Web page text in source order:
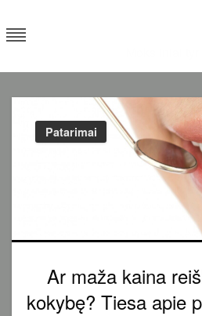
to
content
Patarimai
Ar maža kaina
kokybę? Tiesa apie